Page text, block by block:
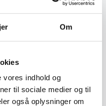
Om
vores indhold og
til sociale medier og til
også oplysninger om
har et team af
i at udarbejde
samt al